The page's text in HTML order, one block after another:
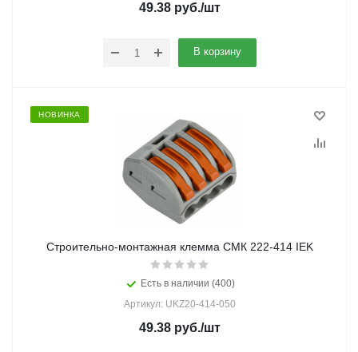
49.38 руб./шт
В корзину
НОВИНКА
Строительно-монтажная клемма СМК 222-414 IEK
Есть в наличии (400)
Артикул: UKZ20-414-050
49.38 руб./шт